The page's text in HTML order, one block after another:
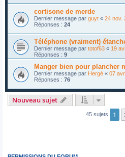
cortisone de merde
Dernier message par guyt « 24 nov.
Réponses : 24
Téléphone (vraiment)
Dernier message par totof63 « 19
Réponses : 9
Manger bien pour plancher
Dernier message par Hergé « 07
Réponses : 76
Nouveau sujet
45 sujets 1